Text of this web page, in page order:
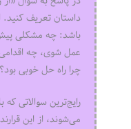
داستان تعریف
باشد: چه مشکلی
عمل شوی، چه
چرا راه حل خوبی بود؟
رایج‌ترین سوالاتی که
می‌شوند، از این